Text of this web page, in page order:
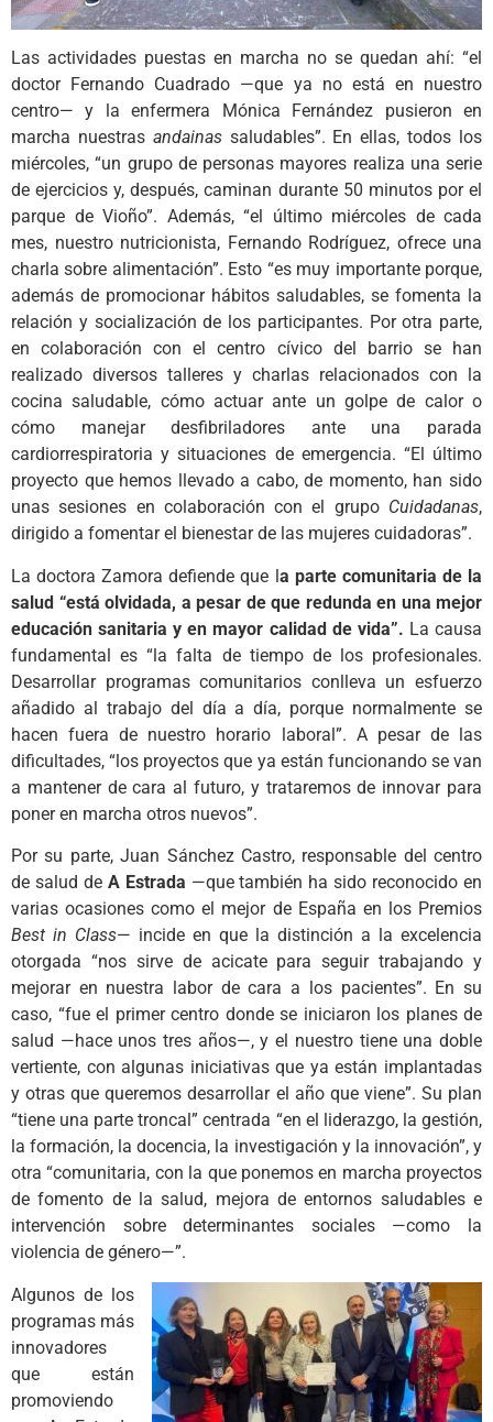
Las actividades puestas en marcha no se quedan ahí: “el
doctor Fernando Cuadrado —que ya no está en nuestro
centro— y la enfermera Mónica Fernández pusieron en
marcha nuestras andainassaludables”. En ellas, todos los
miércoles, “un grupo de personas mayores realiza una serie
de ejercicios y, después, caminan durante 50 minutos por el
parque de Vioño”. Además, “el último miércoles de cada
mes, nuestro nutricionista, Fernando Rodríguez, ofrece una
charla sobre alimentación”. Esto “es muy importante porque,
además de promocionar hábitos saludables, se fomenta la
relación y socialización de los participantes. Por otra parte,
en colaboración con el centro cívico del barrio se han
realizado diversos talleres y charlas relacionados con la
cocina saludable, cómo actuar ante un golpe de calor o
cómo manejar desfibriladores ante una parada
cardiorrespiratoria y situaciones de emergencia. “El último
proyecto que hemos llevado a cabo, de momento, han sido
unas sesiones en colaboración con el grupo Cuidadanas,
dirigido a fomentar el bienestar de las mujeres cuidadoras”.
La doctora Zamora defiende que la parte comunitaria de la
salud “está olvidada, a pesar de que redunda en una mejor
educación sanitaria y en mayor calidad de vida”. La causa
fundamental es “la falta de tiempo de los profesionales.
Desarrollar programas comunitarios conlleva un esfuerzo
añadido al trabajo del día a día, porque normalmente se
hacen fuera de nuestro horario laboral”. A pesar de las
dificultades, “los proyectos que ya están funcionando se van
a mantener de cara al futuro, y trataremos de innovar para
poner en marcha otros nuevos”.
Por su parte, Juan Sánchez Castro, responsable del centro
de salud de A Estrada —que también ha sido reconocido en
varias ocasiones como el mejor de España en los Premios
Best in Class— incide en que la distinción a la excelencia
otorgada “nos sirve de acicate para seguir trabajando y
mejorar en nuestra labor de cara a los pacientes”. En su
caso, “fue el primer centro donde se iniciaron los planes de
salud —hace unos tres años—, y el nuestro tiene una doble
vertiente, con algunas iniciativas que ya están implantadas
y otras que queremos desarrollar el año que viene”. Su plan
“tiene una parte troncal” centrada “en el liderazgo, la gestión,
la formación, la docencia, la investigación y la innovación”, y
otra “comunitaria, con la que ponemos en marcha proyectos
de fomento de la salud, mejora de entornos saludables e
intervención sobre determinantes sociales —como la
violencia de género—”.
Algunos de los
programas más
innovadores
que están
promoviendo